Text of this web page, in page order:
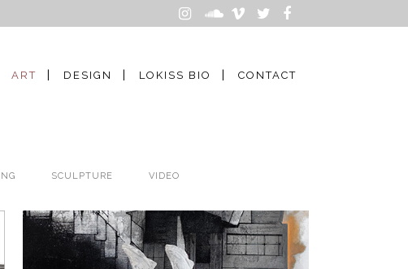
ART DESIGN LOKISS BIO CONTACT
SCULPTURE VIDEO